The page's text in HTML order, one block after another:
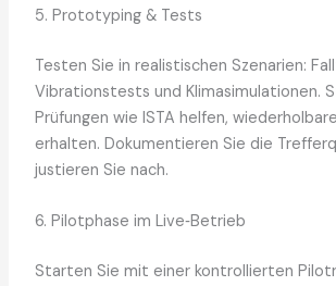
5. Prototyping & Tests
Testen Sie in realistischen Szenarien:
Vibrationstests und Klimasimulationen.
Prüfungen wie ISTA helfen,
erhalten. Dokumentieren Sie die
justieren Sie nach.
6. Pilotphase im Live‑Betrieb
Starten Sie mit einer kontrollierten